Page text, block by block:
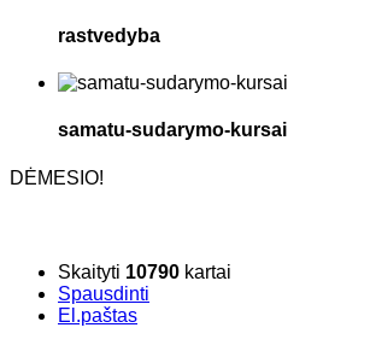
rastvedyba
samatu-sudarymo-kursai
DĖMESIO!
Skaityti 10790 kartai
Spausdinti
El.paštas